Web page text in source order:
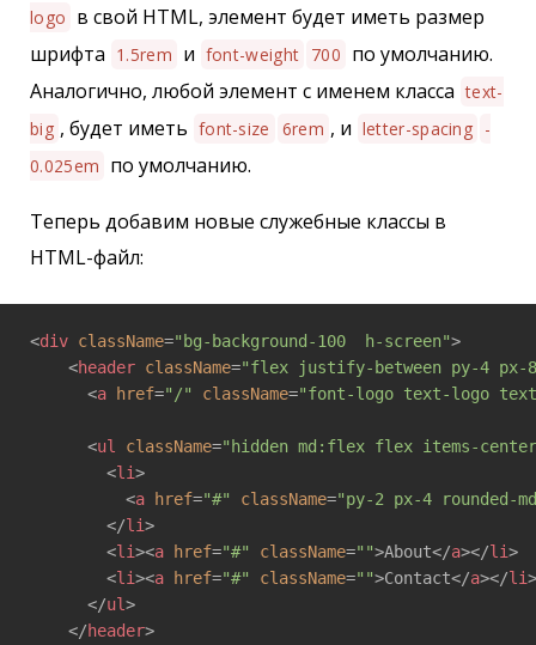
logo в свой HTML, элемент будет иметь размер
шрифта 1.5rem и font-weight 700 по умолчанию.
Аналогично, любой элемент с именем класса text-
big , будет иметь font-size 6rem , и letter-spacing -
0.025em по умолчанию.
Теперь добавим новые служебные классы в
HTML-файл:
<div className="bg-background-100  h-screen">
<header className="flex justify-between py-4 px-
<a href="/" className="font-logo text-logo
<ul className="hidden md:flex flex items-
<li>
<a href="#" className="py-2 px-4 rounded-
</li>
<li><a href="#" className="">About</a></li>
<li><a href="#" className="">Contact</a></li>
</ul>
</header>